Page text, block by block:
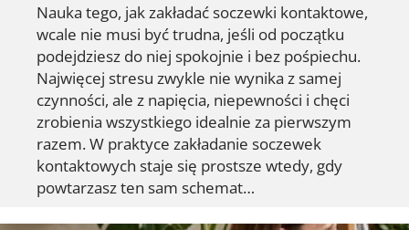
Nauka tego, jak zakładać soczewki kontaktowe,
wcale nie musi być trudna, jeśli od początku
podejdziesz do niej spokojnie i bez pośpiechu.
Najwięcej stresu zwykle nie wynika z samej
czynności, ale z napięcia, niepewności i chęci
zrobienia wszystkiego idealnie za pierwszym
razem. W praktyce zakładanie soczewek
kontaktowych staje się prostsze wtedy, gdy
powtarzasz ten sam schemat…